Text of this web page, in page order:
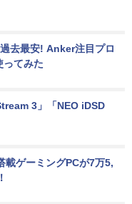
去最安! Anker注目プロ
ってみた
3」「NEO iDSD
載ゲーミングPCが7万5,